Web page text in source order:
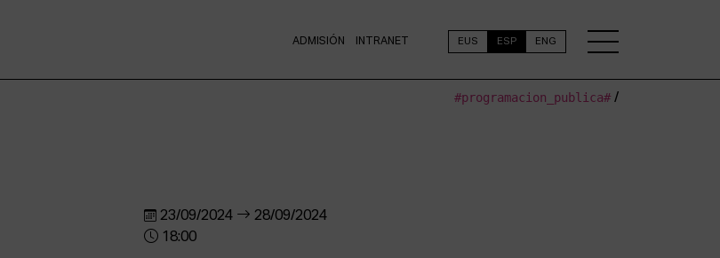
ADMISIÓN INTRANET EUS ESP ENG
#programacion_publica#/
23/09/2024
28/09/2024
18:00